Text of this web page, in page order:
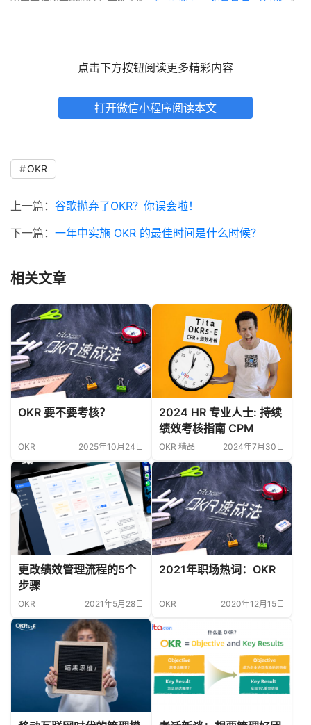
点击下方按钮阅读更多精彩内容
打开微信小程序阅读本文
OKR
上一篇： 谷歌抛弃了OKR？你误会啦！
下一篇： 一年中实施 OKR 的最佳时间是什么时候？
相关文章
OKR 要不要考核？
OKR 2025年10月24日
2024 HR 专业人士: 持续
绩效考核指南 CPM
OKR 精品 2024年7月30日
更改绩效管理流程的5个
步骤
OKR 2021年5月28日
2021年职场热词：OKR
OKR 2020年12月15日